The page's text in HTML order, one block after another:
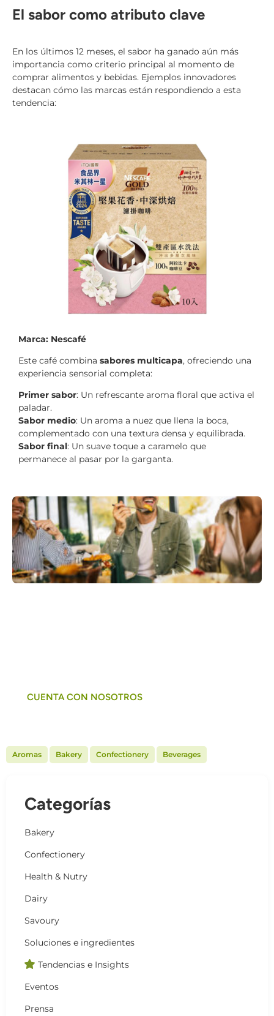
El sabor como atributo clave
En los últimos 12 meses, el sabor ha ganado aún más
importancia como criterio principal al momento de
comprar alimentos y bebidas. Ejemplos innovadores
destacan cómo las marcas están respondiendo a esta
tendencia:
Marca: Nescafé
Este café combina sabores multicapa, ofreciendo una
experiencia sensorial completa:
Primer sabor: Un refrescante aroma floral que activa el
paladar.
Sabor medio: Un aroma a nuez que llena la boca,
complementado con una textura densa y equilibrada.
Sabor final: Un suave toque a caramelo que
permanece al pasar por la garganta.
CUENTA CON NOSOTROS
Aromas Bakery Confectionery Beverages
Categorías
Bakery
Confectionery
Health & Nutry
Dairy
Savoury
Soluciones e ingredientes
Tendencias e Insights
Eventos
Prensa